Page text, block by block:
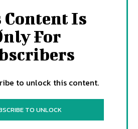
Is
For
to unlock this content.
TO UNLOCK